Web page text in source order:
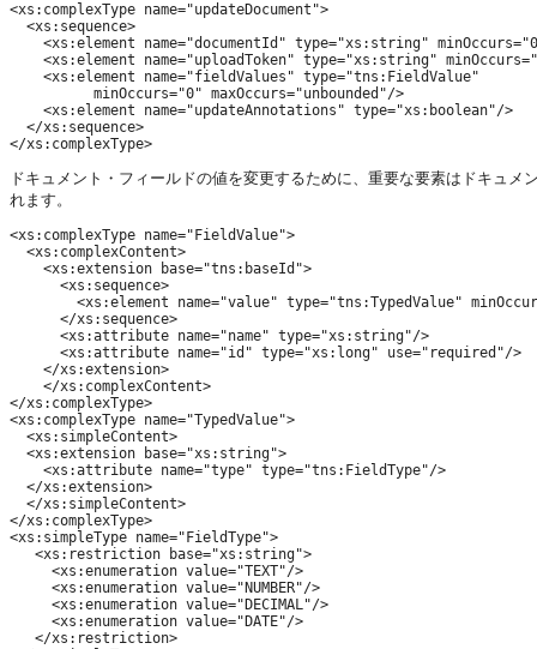
<xs:complexType name="updateDocument">
  <xs:sequence>
<xs:element name="documentId" type="xs:string"
<xs:element name="uploadToken" type="xs:string"
    <xs:element name="fieldValues" type="tns:FieldValue"
          minOccurs="0" maxOccurs="unbounded"/>
    <xs:element name="updateAnnotations" type="xs:boolean"/>
  </xs:sequence>
ドキュメント・フィールドの値を変更するために、重要な要素はドキュ
れます。
<xs:complexType name="FieldValue">
  <xs:complexContent>
    <xs:extension base="tns:baseId">
      <xs:sequence>
<xs:element name="value" type="tns:TypedValue"
      </xs:sequence>
      <xs:attribute name="name" type="xs:string"/>
      <xs:attribute name="id" type="xs:long" use="required"/>
    </xs:extension>
    </xs:complexContent>
</xs:complexType>
<xs:complexType name="TypedValue">
  <xs:simpleContent>
  <xs:extension base="xs:string">
    <xs:attribute name="type" type="tns:FieldType"/>
  </xs:extension>
  </xs:simpleContent>
</xs:complexType>
<xs:simpleType name="FieldType">
   <xs:restriction base="xs:string">
     <xs:enumeration value="TEXT"/>
     <xs:enumeration value="NUMBER"/>
     <xs:enumeration value="DECIMAL"/>
     <xs:enumeration value="DATE"/>
   </xs:restriction>